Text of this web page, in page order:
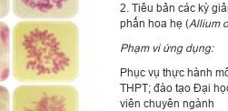
2. Tiêu bản các kỳ
phấn hoa hẹ (Allium
Phạm vi ứngdụng:
Phục vụ thực hành
THPT; đào tạo Đại
viên chuyên ngành